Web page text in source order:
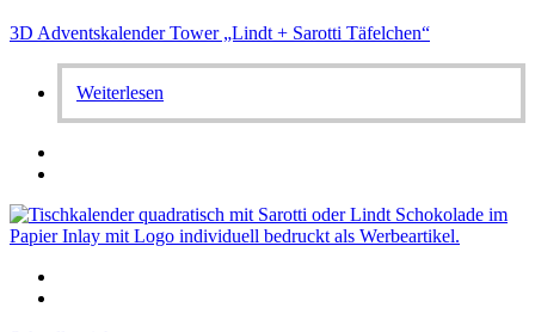
3D Adventskalender Tower „Lindt + Sarotti Täfelchen“
Weiterlesen